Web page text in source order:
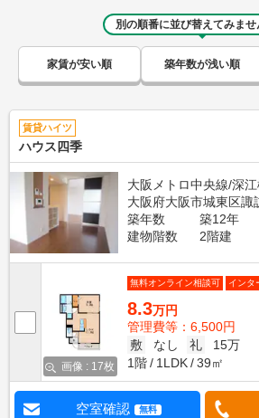
別の順番に並び替えてみませ
家賃が安い順 築年数が浅い順
賃貸ハイツ
ハウス四季
大阪メトロ中央線/深
大阪府大阪市城東区諏
築年数
築12年
建物階数
2階建
画像 : 17枚
無料オンライン相談可 インタ
8.3万円
管理費等：6,500円
敷
なし 礼
15万
1階
1LDK 39㎡
空室確認 無料